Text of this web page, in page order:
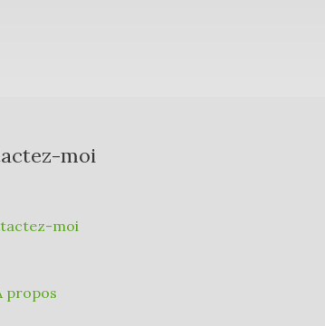
moi
moi
propos